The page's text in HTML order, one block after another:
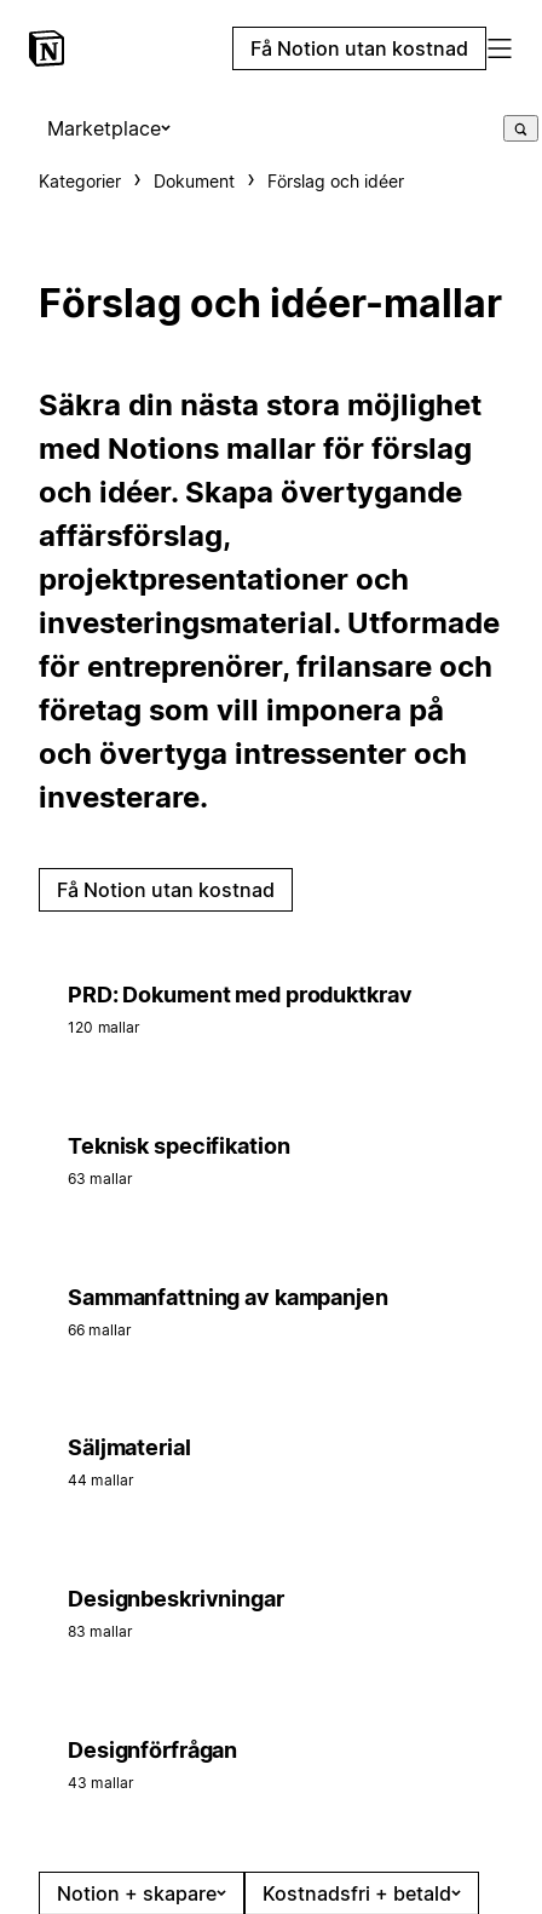
Få Notion utan kostnad
Marketplace
Kategorier Dokument Förslag och idéer
Förslag och idéer-mallar
Säkra din nästa stora möjlighet
med Notions mallar för förslag
och idéer. Skapa övertygande
affärsförslag,
projektpresentationer och
investeringsmaterial. Utformade
för entreprenörer, frilansare och
företag som vill imponera på
och övertyga intressenter och
investerare.
Få Notion utan kostnad
PRD: Dokument med produktkrav
120 mallar
Teknisk specifikation
63 mallar
Sammanfattning av kampanjen
66 mallar
Säljmaterial
44 mallar
Designbeskrivningar
83 mallar
Designförfrågan
43 mallar
Notion + skapare
Kostnadsfri + betald